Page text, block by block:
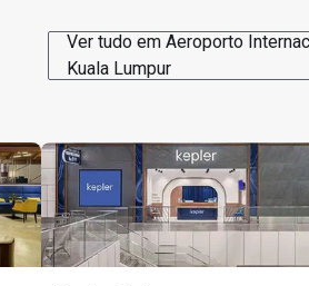
Ver tudo em Aeroporto
Kuala Lumpur